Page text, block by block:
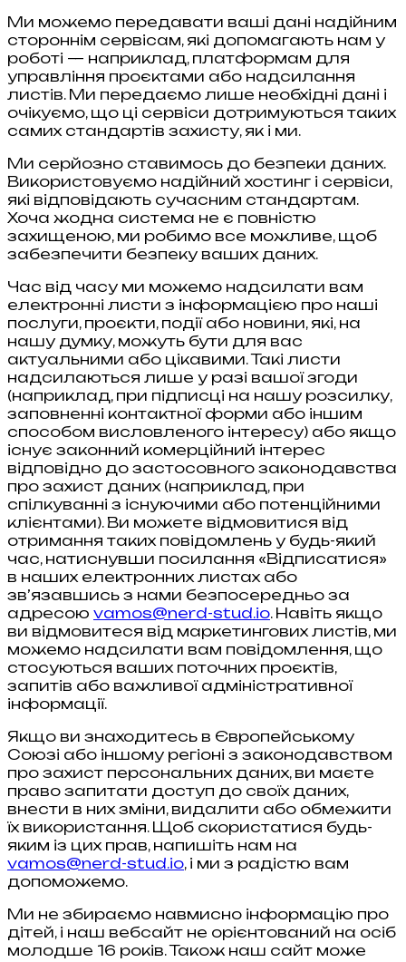
Ми можемо передавати ваші дані надійним
стороннім сервісам, які допомагають нам у
роботі — наприклад, платформам для
управління проєктами або надсилання
листів. Ми передаємо лише необхідні дані і
очікуємо, що ці сервіси дотримуються таких
самих стандартів захисту, як і ми.
Ми серйозно ставимось до безпеки даних.
Використовуємо надійний хостинг і сервіси,
які відповідають сучасним стандартам.
Хоча жодна система не є повністю
захищеною, ми робимо все можливе, щоб
забезпечити безпеку ваших даних.
Час від часу ми можемо надсилати вам
електронні листи з інформацією про наші
послуги, проєкти, події або новини, які, на
нашу думку, можуть бути для вас
актуальними або цікавими. Такі листи
надсилаються лише у разі вашої згоди
(наприклад, при підписці на нашу розсилку,
заповненні контактної форми або іншим
способом висловленого інтересу) або якщо
існує законний комерційний інтерес
відповідно до застосовного законодавства
про захист даних (наприклад, при
спілкуванні з існуючими або потенційними
клієнтами). Ви можете відмовитися від
отримання таких повідомлень у будь-який
час, натиснувши посилання «Відписатися»
в наших електронних листах або
зв’язавшись з нами безпосередньо за
адресою vamos@nerd-stud.io. Навіть якщо
ви відмовитеся від маркетингових листів, ми
можемо надсилати вам повідомлення, що
стосуються ваших поточних проєктів,
запитів або важливої адміністративної
інформації.
Якщо ви знаходитесь в Європейському
Союзі або іншому регіоні з законодавством
про захист персональних даних, ви маєте
право запитати доступ до своїх даних,
внести в них зміни, видалити або обмежити
їх використання. Щоб скористатися будь-
яким із цих прав, напишіть нам на
vamos@nerd-stud.io, і ми з радістю вам
допоможемо.
Ми не збираємо навмисно інформацію про
дітей, і наш вебсайт не орієнтований на осіб
молодше 16 років. Також наш сайт може